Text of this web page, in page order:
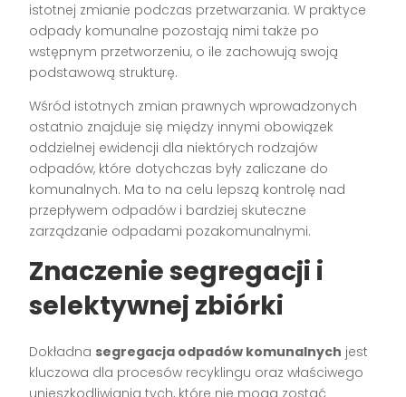
istotnej zmianie podczas przetwarzania. W praktyce
odpady komunalne pozostają nimi także po
wstępnym przetworzeniu, o ile zachowują swoją
podstawową strukturę.
Wśród istotnych zmian prawnych wprowadzonych
ostatnio znajduje się między innymi obowiązek
oddzielnej ewidencji dla niektórych rodzajów
odpadów, które dotychczas były zaliczane do
komunalnych. Ma to na celu lepszą kontrolę nad
przepływem odpadów i bardziej skuteczne
zarządzanie odpadami pozakomunalnymi.
Znaczenie segregacji i
selektywnej zbiórki
Dokładna segregacja odpadów komunalnych jest
kluczowa dla procesów recyklingu oraz właściwego